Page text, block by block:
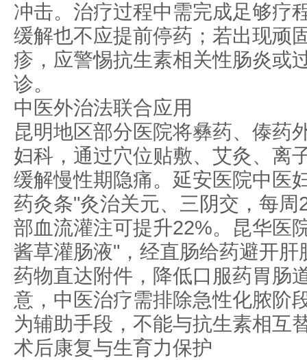
冲击。治疗过程中需完成足够疗
缓解也不应提前停药；若出现顽
疹，应警惕抗生素相关性肠炎或
诊。
中医外治法联合应用
昆明地区部分医院将彝药、傣药
妇科，通过穴位贴敷、艾灸、离
缓解慢性期隐痛。延安医院中医
药灸条"灸治关元、三阴交，每周
部血流灌注可提升22%。昆华医
酱草灌肠液"，经直肠给药避开肝
药物直达附件，降低口服药胃肠
意，中医治疗需排除急性化脓阶
为辅助手段，不能与抗生素相互
术后康复与生育力保护